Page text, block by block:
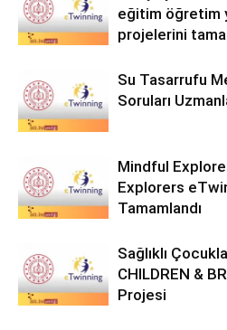
eğitim öğretim
projelerini
Su Tasarrufu
Soruları
Mindful
Explorers
Tamamlandı
Sağlıklı
CHILDREN &
Projesi